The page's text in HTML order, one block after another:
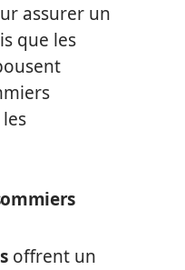
assurer un
que les
offrent un